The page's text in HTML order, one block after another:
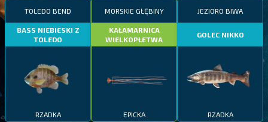
TOLEDO BEND
BASS NIEBIESKI Z
TOLEDO
RZADKA
MORSKIE GŁĘBINY
KAŁAMARNICA
WIELKOPŁETWA
EPICKA
JEZIORO BIWA
GOLEC NIKKO
RZADKA